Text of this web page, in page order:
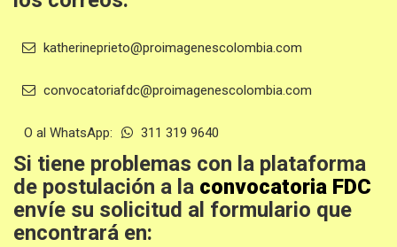
katherineprieto@proimagenescolombia.com
convocatoriafdc@proimagenescolombia.com
O al WhatsApp: 311 319 9640
Si tiene problemas con la plataforma
de postulación a la convocatoria FDC
envíe su solicitud al formulario que
encontrará en: